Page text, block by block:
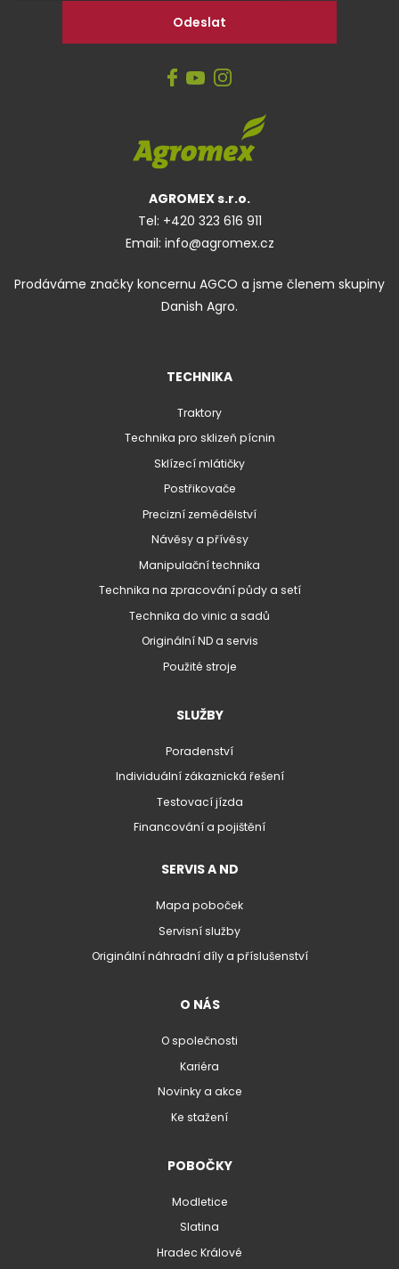
AGROMEX s.r.o.
Tel: +420 323 616 911
Email: info@agromex.cz
Prodáváme značky koncernu AGCO a jsme členem skupiny
Danish Agro.
TECHNIKA
Traktory
Technika pro sklizeň pícnin
Sklízecí mlátičky
Postřikovače
Precizní zemědělství
Návěsy a přívěsy
Manipulační technika
Technika na zpracování půdy a setí
Technika do vinic a sadů
Originální ND a servis
Použité stroje
SLUŽBY
Poradenství
Individuální zákaznická řešení
Testovací jízda
Financování a pojištění
SERVIS A ND
Mapa poboček
Servisní služby
Originální náhradní díly a příslušenství
O NÁS
O společnosti
Kariéra
Novinky a akce
Ke stažení
POBOČKY
Modletice
Slatina
Hradec Králové